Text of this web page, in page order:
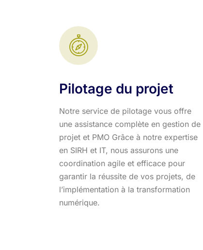
Pilotage du projet
Notre service de pilotage vous offre
une assistance complète en gestion de
projet et PMO Grâce à notre expertise
en SIRH et IT, nous assurons une
coordination agile et efficace pour
garantir la réussite de vos projets, de
l’implémentation à la transformation
numérique.